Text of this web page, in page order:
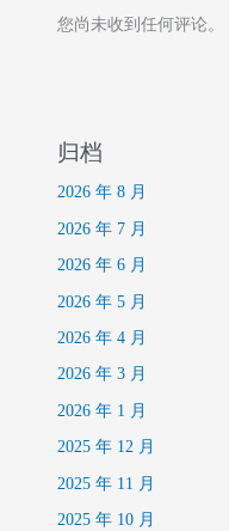
您尚未收到任何评论。
归档
2026 年 8 月
2026 年 7 月
2026 年 6 月
2026 年 5 月
2026 年 4 月
2026 年 3 月
2026 年 1 月
2025 年 12 月
2025 年 11 月
2025 年 10 月